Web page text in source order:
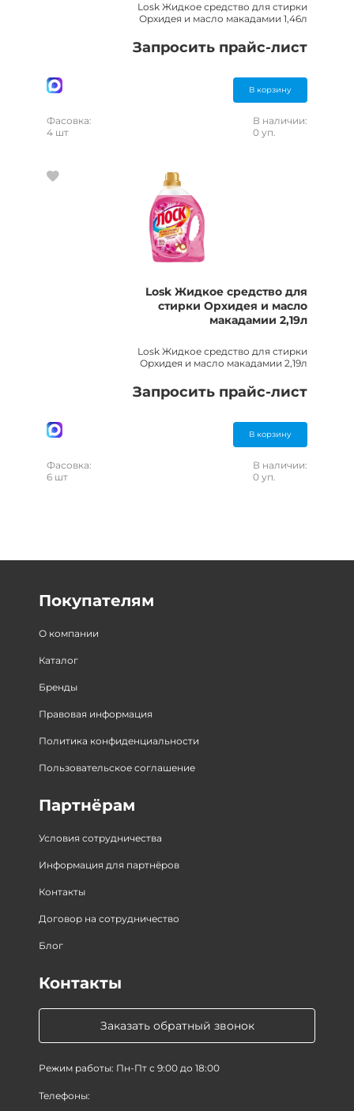
Losk Жидкое средство для стирки
Орхидея и масло макадамии 1,46л
Запросить прайс-лист
В корзину
Фасовка:
4 шт
В наличии:
0 уп.
Losk Жидкое средство для
стирки Орхидея и масло
макадамии 2,19л
Losk Жидкое средство для стирки
Орхидея и масло макадамии 2,19л
Запросить прайс-лист
В корзину
Фасовка:
6 шт
В наличии:
0 уп.
Покупателям
О компании
Каталог
Бренды
Правовая информация
Политика конфиденциальности
Пользовательское соглашение
Партнёрам
Условия сотрудничества
Информация для партнёров
Контакты
Договор на сотрудничество
Блог
Заказать обратный звонок
Режим работы: Пн-Пт с 9:00 до 18:00
Контакты
Телефоны: